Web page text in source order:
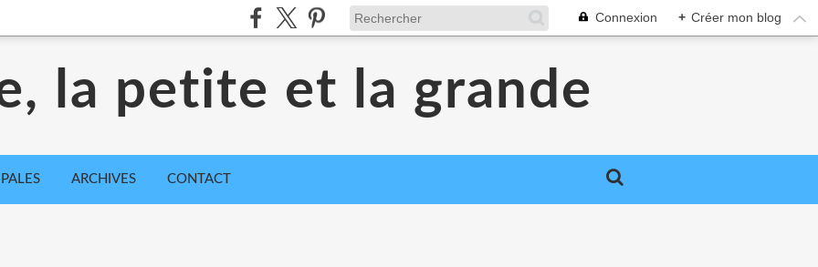
Connexion + Créer mon blog
la petite et la grande
ARCHIVES CONTACT